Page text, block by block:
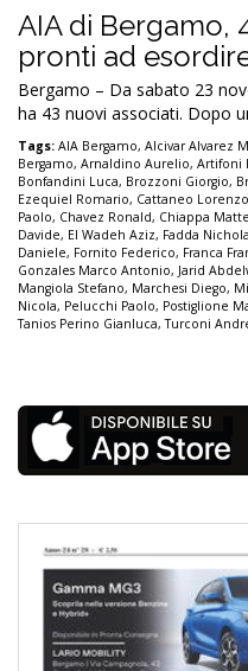
AIA di Bergamo,
pronti ad
Bergamo – Da sabato 23
ha 43 nuovi associati. Dopo
Tags: AIA Bergamo, Alcivar Alvarez
Bergamo, Arnaldino Aurelio, Artifoni
Bonfandini Luca, Brozzoni Giorgio,
Ezequiel Romario, Cattaneo
Paolo, Chavez Ronald, Chiappa
Davide, El Wadeh Aziz, Fadda
Daniele, Fornito Federico, Franca
Gonzales Marco Antonio, Jarid
Mangiola Stefano, Marchesi Diego,
Nicola, Pelucchi Paolo, Postiglione
Tanios Perino Gianluca,Turconi